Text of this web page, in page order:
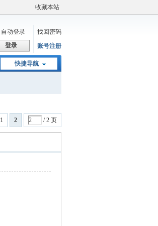
收藏本站
自动登录
找回密码
登录
账号注册
快捷导航
1 2 / 2 页